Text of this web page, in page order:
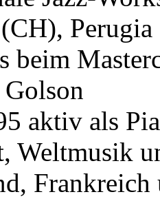
beim
aktiv als
Weltmusik